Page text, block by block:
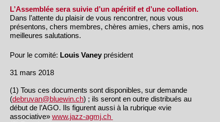
L’Assemblée sera suivie d’un apéritif et d’une collation.
Dans l’attente du plaisir de vous rencontrer, nous vous
présentons, chers membres, chères amies, chers amis, nos
meilleures salutations.
Pour le comité: Louis Vaney président
31 mars 2018
(1) Tous ces documents sont disponibles, sur demande
(debruvan@bluewin.ch) ; ils seront en outre distribués au
début de l’AGO. Ils figurent aussi à la rubrique «vie
associative» www.jazz-agmj.ch